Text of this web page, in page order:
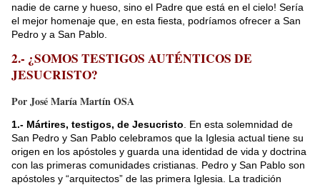
nadie de carne y hueso, sino el Padre que está en el cielo! Sería
el mejor homenaje que, en esta fiesta, podríamos ofrecer a San
Pedro y a San Pablo.
2.- ¿SOMOS TESTIGOS AUTÉNTICOS DE
JESUCRISTO?
Por José María Martín OSA
1.- Mártires, testigos, de Jesucristo . En esta solemnidad de
San Pedro y San Pablo celebramos que la Iglesia actual tiene su
origen en los apóstoles y guarda una identidad de vida y doctrina
con las primeras comunidades cristianas. Pedro y San Pablo son
apóstoles y “arquitectos” de las primera Iglesia. La tradición